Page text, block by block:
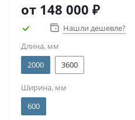
от 148 000 ₽
Нашли дешевле?
Длина, мм
2000
3600
Ширина, мм
600